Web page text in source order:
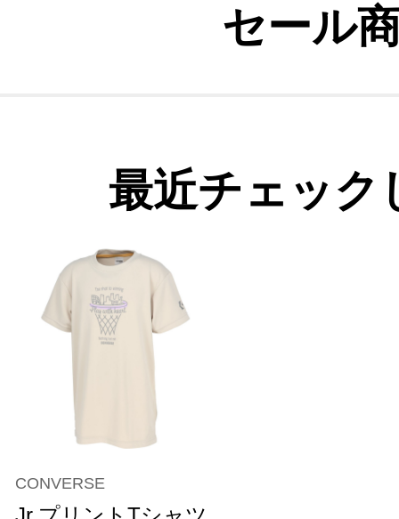
セール
最近チェック
CONVERSE